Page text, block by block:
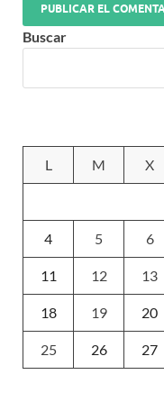
Buscar
L
M X
4 5 6
11 12 13
18 19 20
25 26 27